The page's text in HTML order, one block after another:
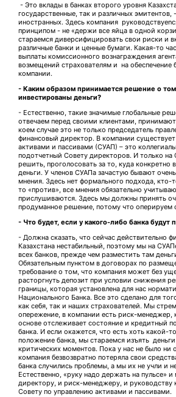
- Это вклады в банках второго уровня
государственные, так и различных эмитентов,
иностранных. Здесь компания
принципом - не «держи все яйца в одной
стараемся диверсифицировать свои риски и
различные банки и ценные бумаги. Какая-то
выплаты комиссионного вознаграждения
возмещений страхователям и на обеспечение
компании.
- Каким образом принимается решение о
инвестированы деньги?
- Естественно, такие значимые глобальные
отвечаем перед своими клиентами,
коем случае это не только председатель
финансовый директор. В компании
активами и пассивами (СУАП) – это
подотчетный Совету директоров. И только
решить, проголосовать за то, куда конкретно
деньги. У членов СУАПа зачастую бывают
мнения. Здесь нет формального подхода, кто-
то «против», все мнения обязательно
прислушиваются. Здесь мы должны принять
продуманное решение, потому что
- Что будет, если у какого-либо банка будут
- Должна сказать, что сейчас действительно
Казахстана нестабильный, поэтому мы на
всех банков, прежде чем разместить там
Обязательным пунктом в договорах по
требование о том, что компания может без
расторгнуть депозит при условии снижения
границы, которая установлена для нас
Национального Банка. Все это сделано для
как себя, так и наших страхователей. Мы
опережение, в компании есть риск-менеджер,
основе отслеживает состояние и кредитный
банка. И если окажется, что есть хоть какой-
положение банка, мы стараемся изъять
критических моментов. Пока у нас не было ни
компания безвозвратно потеряла свои
банка случились проблемы, а мы их не учли и
Естественно, «руку надо держать на пульсе»
директору, и риск-менеджеру, и
Совету по управлению активами и пассивами.